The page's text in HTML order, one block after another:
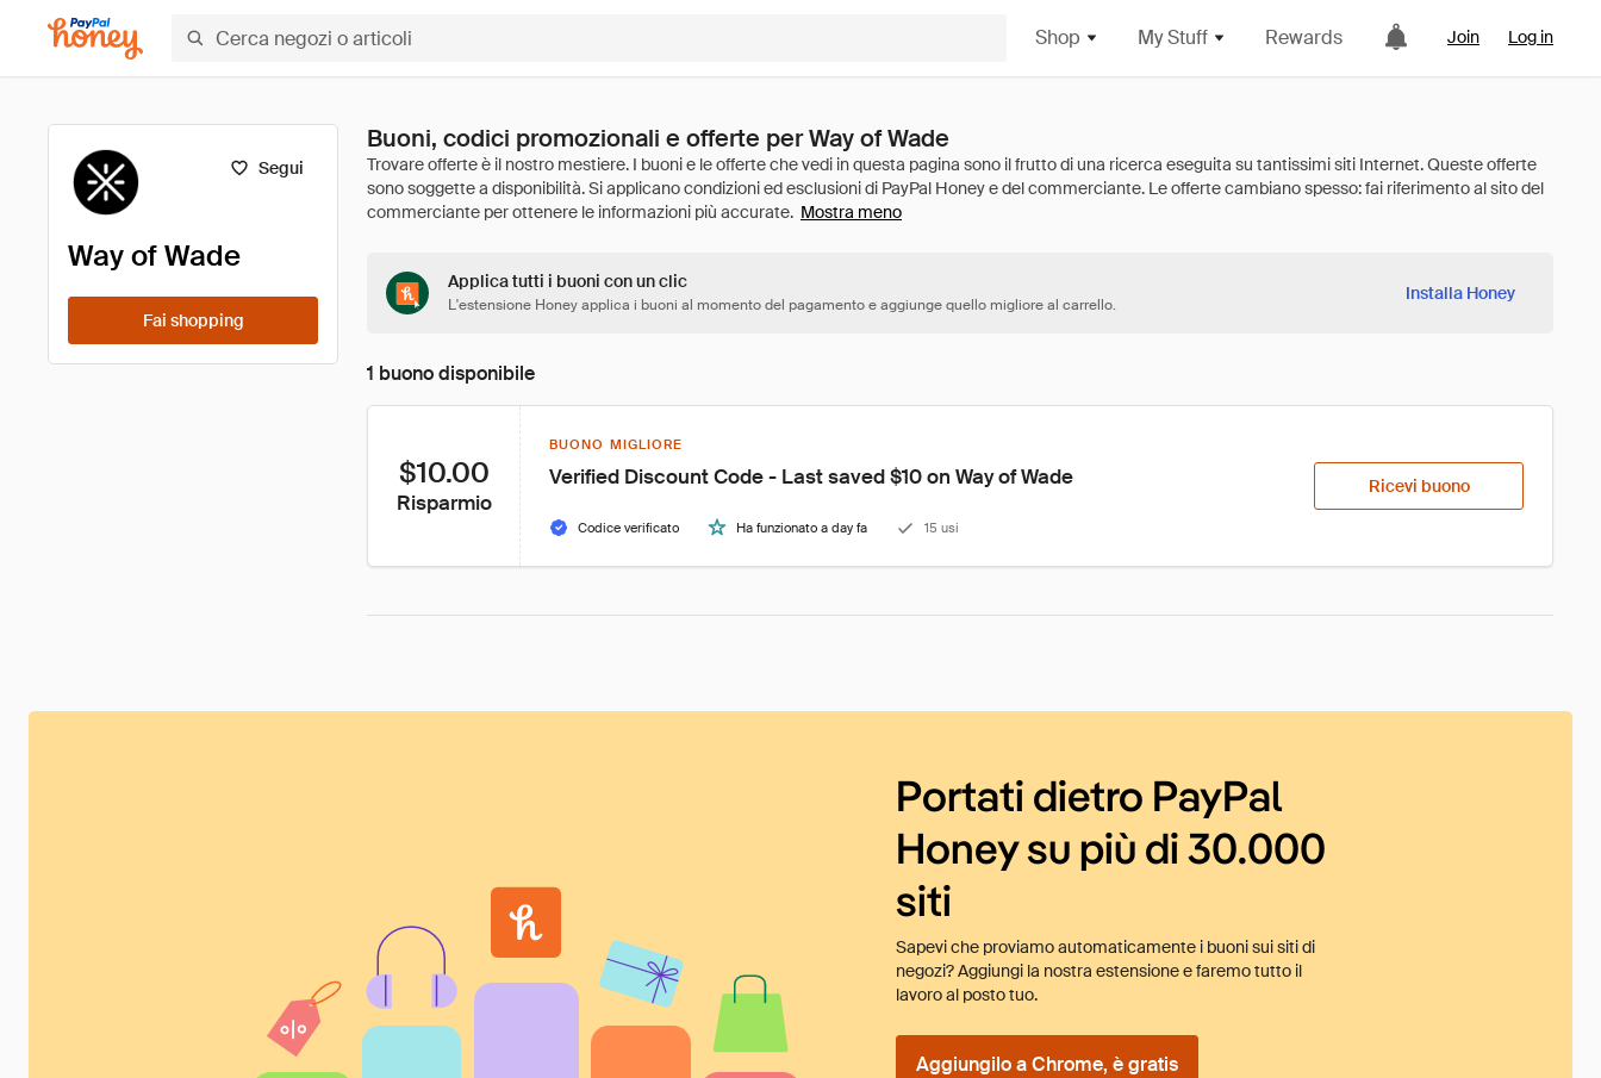
Shop My Stuff Rewards Join Log in
Segui
Way of Wade
Fai shopping
Buoni, codici promozionali e offerte per Way of Wade
Mostra meno
Applica tutti i buoni con un clic
L'estensione Honey applica i buoni al momento del pagamento e aggiunge quello migliore al carrello.
Installa Honey
1 buono disponibile
$10.00
Risparmio
BUONO MIGLIORE
Verified Discount Code - Last saved $10 on Way of Wade
Codice verificato Ha funzionato a day fa 15 usi
Ricevi buono
Portati dietro PayPal
Honey su più di 30.000
siti
Sapevi che proviamo automaticamente i buoni sui siti di
negozi? Aggiungi la nostra estensione e faremo tutto il
lavoro al posto tuo.
Aggiungilo a Chrome, è gratis